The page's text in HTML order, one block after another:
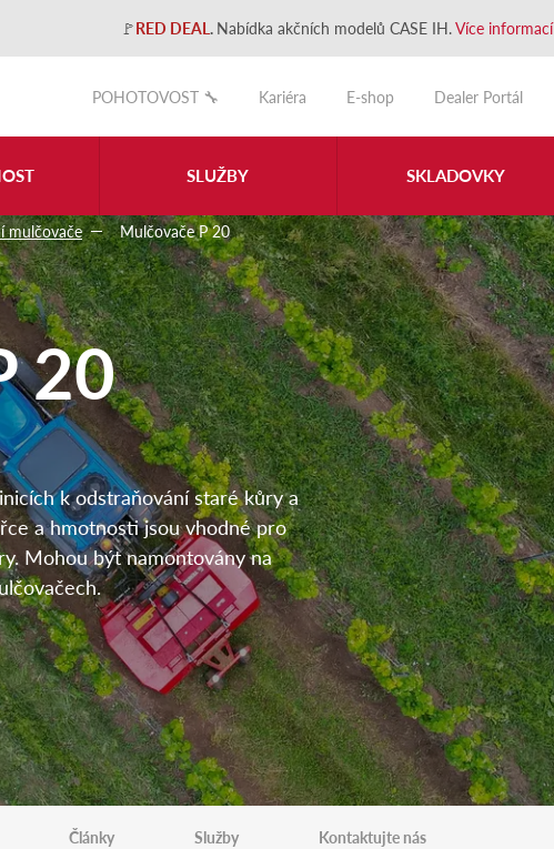
🚩RED DEAL. Nabídka akčních modelů CASE IH.Více informací
POHOTOVOST 🔧
Kariéra E-shop Dealer Portál
SLUŽBY SKLADOVKY
mulčovače Mulčovače P 20
20
k odstraňování staré kůry a
a hmotnosti jsou vhodné pro
Mohou být namontovány na
Články Služby Kontaktujte nás